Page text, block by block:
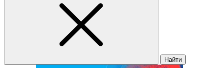
Найти